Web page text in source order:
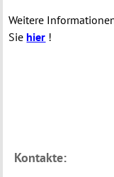
Weitere
Siehier !
Kontakte: